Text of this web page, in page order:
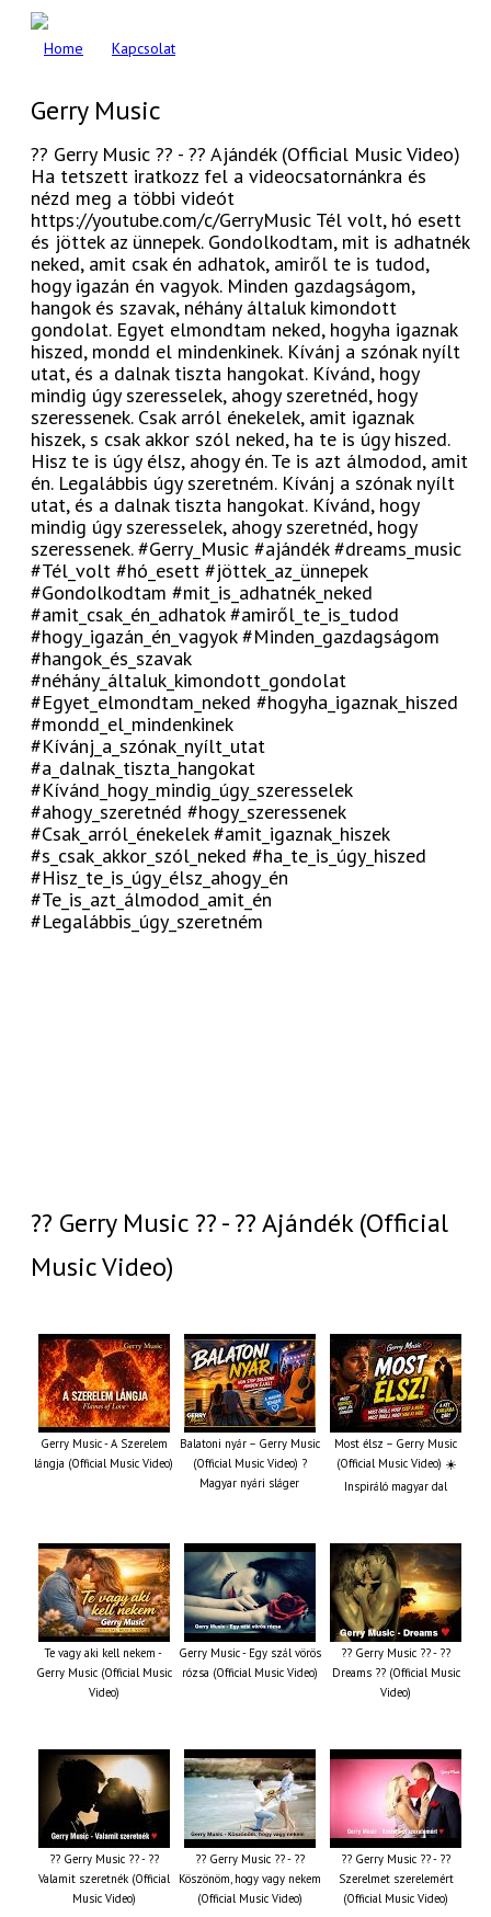
Home Kapcsolat
Gerry Music
?? Gerry Music ?? - ?? Ajándék (Official Music Video)
Ha tetszett iratkozz fel a videocsatornánkra és
nézd meg a többi videót
https://youtube.com/c/GerryMusic Tél volt, hó esett
és jöttek az ünnepek. Gondolkodtam, mit is adhatnék
neked, amit csak én adhatok, amiről te is tudod,
hogy igazán én vagyok. Minden gazdagságom,
hangok és szavak, néhány általuk kimondott
gondolat. Egyet elmondtam neked, hogyha igaznak
hiszed, mondd el mindenkinek. Kívánj a szónak nyílt
utat, és a dalnak tiszta hangokat. Kívánd, hogy
mindig úgy szeresselek, ahogy szeretnéd, hogy
szeressenek. Csak arról énekelek, amit igaznak
hiszek, s csak akkor szól neked, ha te is úgy hiszed.
Hisz te is úgy élsz, ahogy én. Te is azt álmodod, amit
én. Legalábbis úgy szeretném. Kívánj a szónak nyílt
utat, és a dalnak tiszta hangokat. Kívánd, hogy
mindig úgy szeresselek, ahogy szeretnéd, hogy
szeressenek. #Gerry_Music #ajándék #dreams_music
#Tél_volt #hó_esett #jöttek_az_ünnepek
#Gondolkodtam #mit_is_adhatnék_neked
#amit_csak_én_adhatok #amiről_te_is_tudod
#hogy_igazán_én_vagyok #Minden_gazdagságom
#hangok_és_szavak
#néhány_általuk_kimondott_gondolat
#Egyet_elmondtam_neked #hogyha_igaznak_hiszed
#mondd_el_mindenkinek
#Kívánj_a_szónak_nyílt_utat
#a_dalnak_tiszta_hangokat
#Kívánd_hogy_mindig_úgy_szeresselek
#ahogy_szeretnéd #hogy_szeressenek
#Csak_arról_énekelek #amit_igaznak_hiszek
#s_csak_akkor_szól_neked #ha_te_is_úgy_hiszed
#Hisz_te_is_úgy_élsz_ahogy_én
#Te_is_azt_álmodod_amit_én
#Legalábbis_úgy_szeretném
?? Gerry Music ?? - ?? Ajándék (Official
Music Video)
Gerry Music - A Szerelem
lángja (Official Music Video)
Balatoni nyár – Gerry Music
(Official Music Video) ?
Magyar nyári sláger
Most élsz – Gerry Music
(Official Music Video) ☀️
Inspiráló magyar dal
Te vagy aki kell nekem -
Gerry Music (Official Music
Video)
Gerry Music - Egy szál vörös
rózsa (Official Music Video)
?? Gerry Music ?? - ??
Dreams ?? (Official Music
Video)
?? Gerry Music ?? - ??
Valamit szeretnék (Official
Music Video)
?? Gerry Music ?? - ??
Köszönöm, hogy vagy nekem
(Official Music Video)
?? Gerry Music ?? - ??
Szerelmet szerelemért
(Official Music Video)